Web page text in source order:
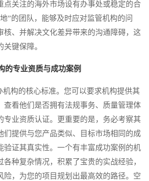
点关注的海外市场设有办事处或稳定的合
”的团队，能够及时应对监管机构的问
核、并解决文化差异带来的沟通障碍，这
键保障。
的专业资质与成功案例
构的核心标准。您可以要求机构提供其
查看他们是否拥有法规事务、质量管理体
专业资质认证。更重要的是，务必考察其
们提供与您产品类似、目标市场相同的成
验证其真实性。一个有丰富成功案例的机
种复杂情况，积累了宝贵的实战经验，
险，为您的项目规划出最高效的路径。空